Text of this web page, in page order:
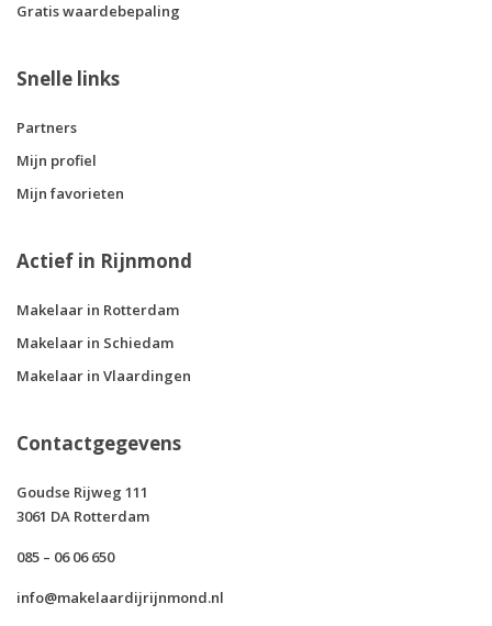
Gratis waardebepaling
Snelle links
Partners
Mijn profiel
Mijn favorieten
Actief in Rijnmond
Makelaar in Rotterdam
Makelaar in Schiedam
Makelaar in Vlaardingen
Contactgegevens
Goudse Rijweg 111
3061 DA Rotterdam
085 – 06 06 650
info@makelaardijrijnmond.nl